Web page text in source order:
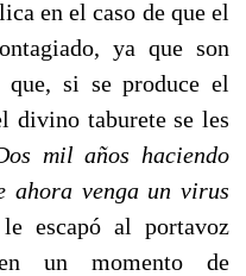
en el caso de que el
ya que son
que, si se produce el
divino taburete se les
mil años haciendo
ahora venga un virus
escapó al portavoz
un momento de